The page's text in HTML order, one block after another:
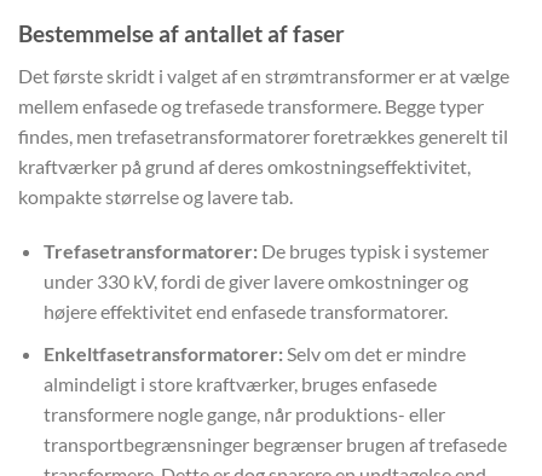
Bestemmelse af antallet af faser
Det første skridt i valget af en strømtransformer er at vælge
mellem enfasede og trefasede transformere. Begge typer
findes, men trefasetransformatorer foretrækkes generelt til
kraftværker på grund af deres omkostningseffektivitet,
kompakte størrelse og lavere tab.
Trefasetransformatorer:De bruges typisk i systemer
under 330 kV, fordi de giver lavere omkostninger og
højere effektivitet end enfasede transformatorer.
Enkeltfasetransformatorer:Selv om det er mindre
almindeligt i store kraftværker, bruges enfasede
transformere nogle gange, når produktions- eller
transportbegrænsninger begrænser brugen af trefasede